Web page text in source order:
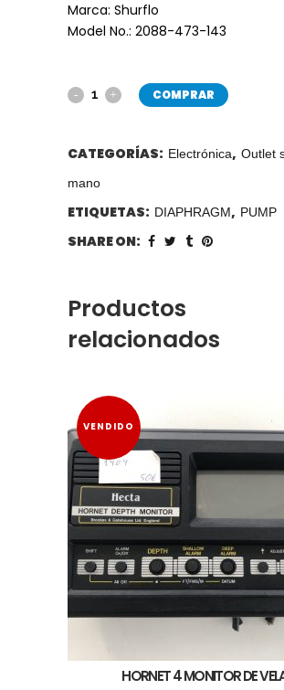
Marca: Shurflo
Model No.: 2088-473-143
COMPRAR
CATEGORÍAS: Electrónica, Outlet
mano
ETIQUETAS: DIAPHRAGM, PUMP
SHARE ON:
Productos
relacionados
VENDIDO
HORNET 4 MONITOR DE